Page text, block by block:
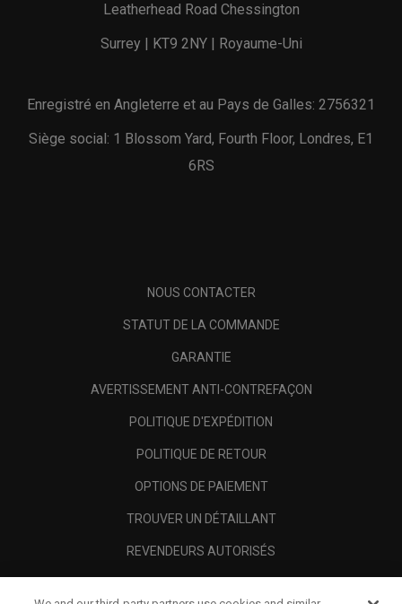
Leatherhead Road Chessington
Surrey | KT9 2NY | Royaume-Uni
Enregistré en Angleterre et au Pays de Galles: 2756321
Siège social: 1 Blossom Yard, Fourth Floor, Londres, E1
6RS
NOUS CONTACTER
STATUT DE LA COMMANDE
GARANTIE
AVERTISSEMENT ANTI-CONTREFAÇON
POLITIQUE D'EXPÉDITION
POLITIQUE DE RETOUR
OPTIONS DE PAIEMENT
TROUVER UN DÉTAILLANT
REVENDEURS AUTORISÉS